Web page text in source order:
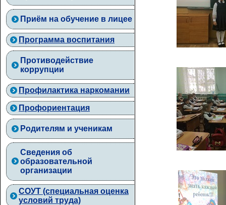
Приём на обучение в лицее
Программа воспитания
Противодействие
коррупции
Профилактика наркомании
Профориентация
Родителям и ученикам
Сведения об
образовательной
организации
СОУТ (специальная оценка
условий труда)